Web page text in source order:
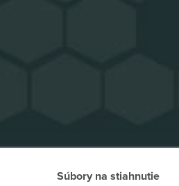
Súbory na stiahnutie